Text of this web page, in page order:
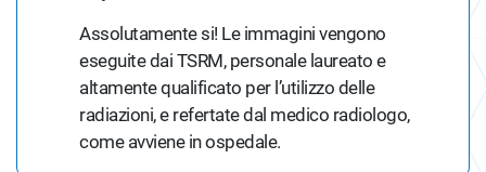
Assolutamente si! Le immagini vengono
eseguite dai TSRM, personale laureato e
altamente qualificato per l’utilizzo delle
radiazioni, e refertate dal medico radiologo,
come avviene in ospedale.